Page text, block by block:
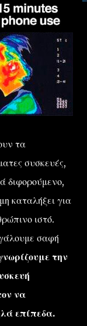
τα
συσκευές,
διφορούμενο,
καταλήξει για
ιστό.
σαφή
την
να
επίπεδα.